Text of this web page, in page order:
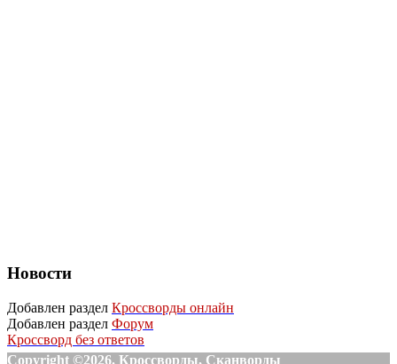
Новости
Добавлен раздел Кроссворды онлайн
Добавлен раздел Форум
Кроссворд без ответов
Copyright ©2026. Кроссворды, Сканворды